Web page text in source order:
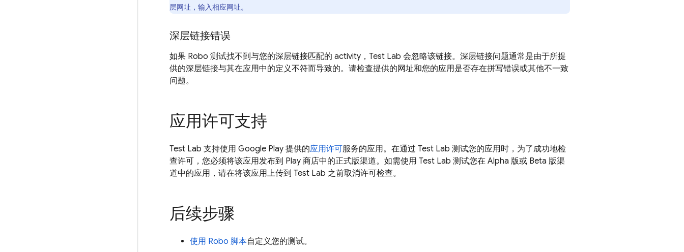
层网址，输入相应网址。
深层链接错误
如果 Robo 测试找不到与您的深层链接匹配的 activity， Test Lab 会忽略该链接。深层链接问题通常是由于所提
供的深层链接与其在应用中的定义不符而导致的。请检查提供的网址和您的应用是否存在拼写错误或其他不一致
问题。
应用许可支持
Test Lab 支持使用 Google Play 提供的应用许可服务的应用。在通过 Test Lab 测试您的应用时，为了成功地检
查许可，您必须将该应用发布到 Play 商店中的正式版渠道。如需使用 Test Lab 测试您在 Alpha 版或 Beta 版渠
道中的应用，请在将该应用上传到 Test Lab 之前取消许可检查。
后续步骤
使用 Robo 脚本自定义您的测试。